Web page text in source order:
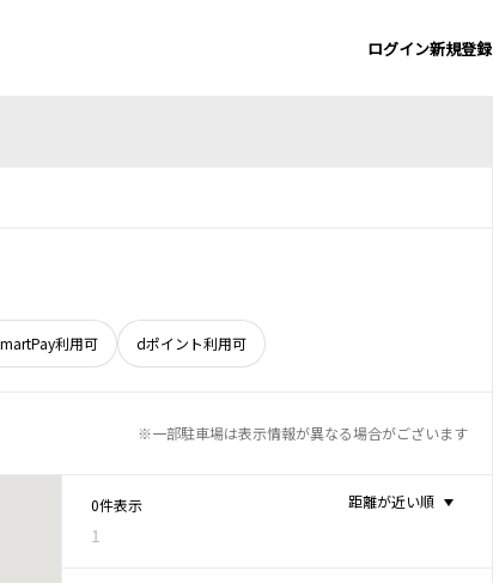
ログイン新規登録
利用可 dポイント利用可
※一部駐車場は表示情報が異なる場合がございます
0件表示
1
距離が近い順